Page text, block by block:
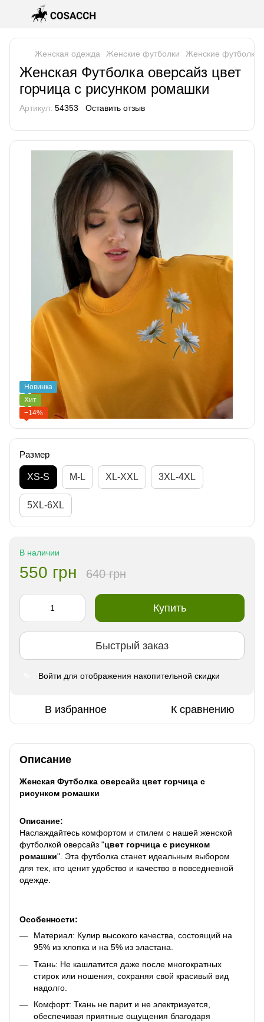
Женская одежда Женские футболки Женские футболки
Женская Футболка оверсайз цвет
горчица с рисунком ромашки
Артикул: 54353 Оставить отзыв
Новинка
Хит
−14%
Размер
XS-S M-L XL-XXL 3XL-4XL
5XL-6XL
В наличии
550 грн 640 грн
Купить
Быстрый заказ
Войти для отображения накопительной скидки
В избранное К сравнению
Описание
Женская Футболка оверсайз цвет горчица с
рисунком ромашки
Описание:
Наслаждайтесь комфортом и стилем с нашей женской
футболкой оверсайз "цвет горчица с рисунком
ромашки". Эта футболка станет идеальным выбором
для тех, кто ценит удобство и качество в повседневной
одежде.
Особенности:
Материал: Кулир высокого качества, состоящий на
95% из хлопка и на 5% из эластана.
Ткань: Не кашлатится даже после многократных
стирок или ношения, сохраняя свой красивый вид
надолго.
Комфорт: Ткань не парит и не электризуется,
обеспечивая приятные ощущения благодаря